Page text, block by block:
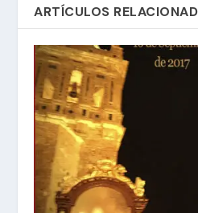
ARTÍCULOS